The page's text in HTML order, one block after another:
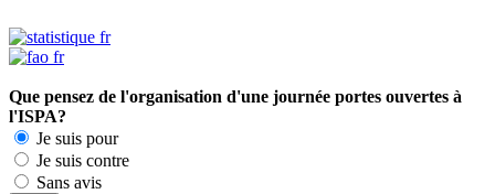
Que pensez de l'organisation d'une journée portes ouvertes à
l'ISPA?
Je suis pour
Je suis contre
Sans avis